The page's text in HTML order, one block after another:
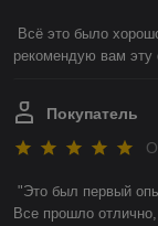
Всё это было
рекомендую вам эту
Покупатель
"Это был первый
Все прошло